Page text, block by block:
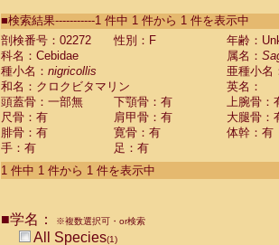
CebidaeSaguinus labiatus(0)
Cebidae Saguinus leucopus (0)
Cebidae
CebidaeSaguinus mystax
CebidaeSaguinus nigricollis (1)
Cebidae Saguinus oedipus
Cebidae Saguinus weddelli
Cebidae Saguinusspp.
Cebidae Aotus trivirgatus
Cebidae Cebus albifrons
CebidaeCebus nigrivittatus
CebidaeCebus
■検索結果-----------1 件中 1 件から 1 件を表示中
剖検番号：02272
性別：F
年齢：
科名：Cebidae
属名：
種小名： nigricollis
亜種小名
和名：クロクビタマリン
英名：
頭蓋骨：一部無
下顎骨：有
上腕骨：
尺骨：有
肩甲骨：有
大腿骨：
腓骨：有
寛骨：有
体幹：有
手：有
足：有
1 件中 1 件から 1 件を表示中
■学名： ※複数選択可・or検索
All Species(1)